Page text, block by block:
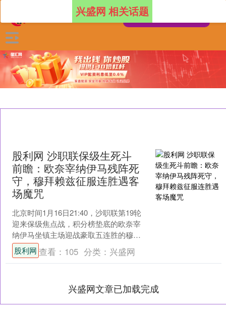
兴盛网 相关话题
股利网 沙职联保级生死斗
前瞻：欧奈宰纳伊马残阵死
守，穆拜赖兹征服连胜遇客
场魔咒
北京时间1月16日21:40，沙职联第19轮
迎来保级焦点战，积分榜垫底的欧奈宰
纳伊马坐镇主场迎战豪取五连胜的穆拜
赖兹征服。主队保级战意拉满却阵容残
破，客队状态火....
股利网 查看： 105 分类： 兴盛网
兴盛网文章已加载完成